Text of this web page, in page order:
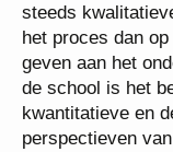
steeds
het proces dan
geven aan het
de school is het
kwantitatieve en
perspectieven